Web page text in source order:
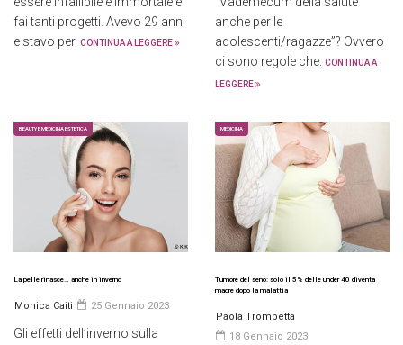
fai tanti progetti. Avevo 29 anni
e stavo per. CONTINUA A LEGGERE
anche per le
adolescenti/ragazze”? Ovvero
ci sono regole che. CONTINUA A
LEGGERE
BEAUTY E MEDICINA ESTETICA
La pelle rinasce… anche in inverno
Monica Caiti 25 Gennaio 2023
Gli effetti dell’inverno sulla
MEDICINA
Tumore del seno: solo il 5% delle under 40 diventa
madre dopo la malattia
Paola Trombetta
18 Gennaio 2023